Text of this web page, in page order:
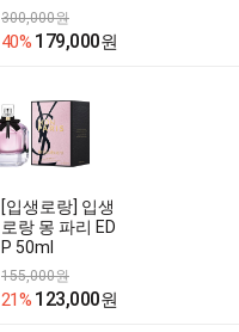
300,000원
40% 179,000원
[입생로랑] 입생
로랑 몽 파리 ED
P 50ml
155,000원
21% 123,000원